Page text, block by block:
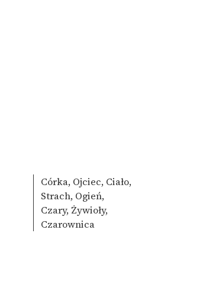
Córka, Ojciec, Ciało,
Strach, Ogień,
Czary, Żywioły,
Czarownica